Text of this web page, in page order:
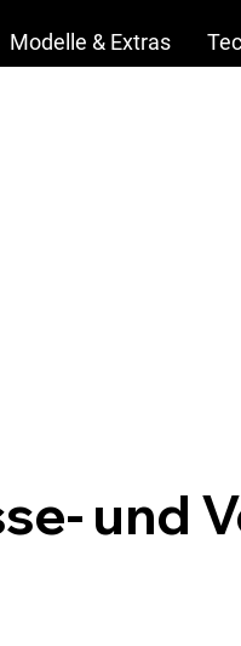
Modelle & Extras
und